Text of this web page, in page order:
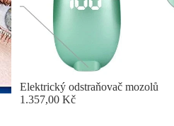
Elektrický odstraňovač mozolů
1.357,00 Kč